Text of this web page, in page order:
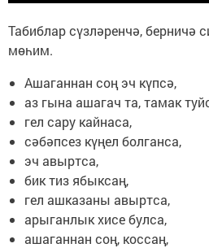
Табиблар сүзләренчә, берничә
мөһим.
Ашаганнан соң эч күпсә,
аз гына ашагач та, тамак
гел сару кайнаса,
сәбәпсез күңел болганса,
эч авыртса,
бик тиз ябыксаң,
гел ашказаны авыртса,
арыганлык хисе булса,
ашаганнан соң, коссаң,